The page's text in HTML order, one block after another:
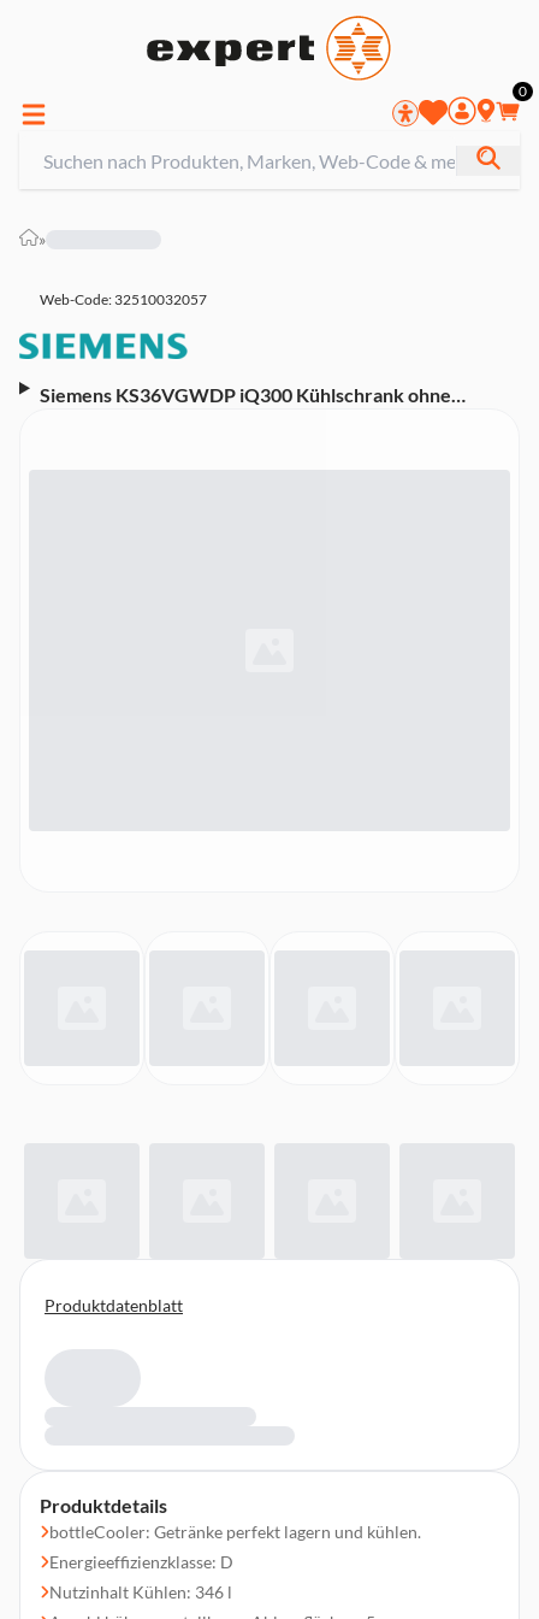
0
»
Web-Code: 32510032057
Siemens KS36VGWDP iQ300 Kühlschrank ohne
Produktdetails
bottleCooler: Getränke perfekt lagern und kühlen.
Energieeffizienzklasse: D
Nutzinhalt Kühlen: 346 l
Produktdatenblatt